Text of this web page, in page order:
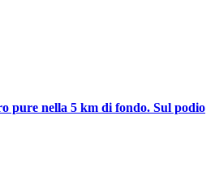
pure nella 5 km di fondo. Sul podio